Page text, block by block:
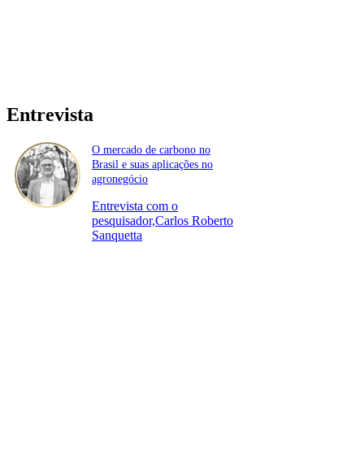
Entrevista
O mercado de carbono no
Brasil e suas aplicações no
agronegócio
Entrevista com o
pesquisador,Carlos Roberto
Sanquetta